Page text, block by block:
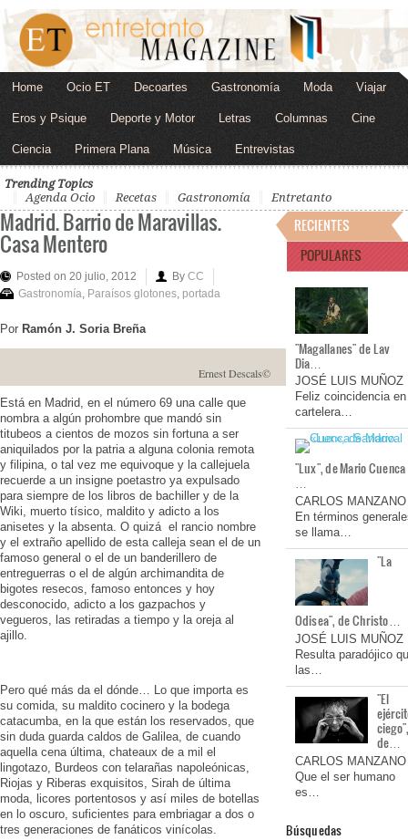
Home Ocio ET Decoartes Gastronomía Moda Viajar
Eros y Psique Deporte y Motor Letras Columnas Cine
Ciencia Primera Plana Música Entrevistas
Trending Topics
Agenda Ocio
Recetas Gastronomía Entretanto
Madrid. Barrio de Maravillas.
Casa Mentero
Posted on 20 julio, 2012 By CC
Gastronomía Paraísos glotones portada
Por Ramón J. Soria Breña
Ernest Descals©
Está en Madrid, en el número 69 una calle que
nombra a algún prohombre que mandó sin
titubeos a cientos de mozos sin fortuna a ser
aniquilados por la patria a alguna colonia remota
y filipina, o tal vez me equivoque y la callejuela
recuerde a un insigne poetastro ya expulsado
para siempre de los libros de bachiller y de la
Wiki, muerto tísico, maldito y adicto a los
anisetes y la absenta. O quizá el rancio nombre
y el extraño apellido de esta calleja sean el de un
famoso general o el de un banderillero de
entreguerras o el de algún archimandita de
bigotes resecos, famoso entonces y hoy
desconocido, adicto a los gazpachos y
vegueros, las retiradas a tiempo y la oreja al
ajillo.
Pero qué más da el dónde… Lo que importa es
su comida, su maldito cocinero y la bodega
catacumba, en la que están los reservados, que
sin duda guarda caldos de Galilea, de cuando
aquella cena última, chateaux de a mil el
lingotazo, Burdeos con telarañas napoleónicas,
Riojas y Riberas exquisitos, Sirah de última
moda, licores portentosos y así miles de botellas
en lo oscuro, suficientes para embriagar a dos o
tres generaciones de fanáticos vinícolas.
RECIENTES
POPULARES
"Magallanes" de Lav
Dia…
JOSÉ LUIS MUÑOZ
Feliz coincidencia en
cartelera…
"Lux", de Mario Cuenca
…
CARLOS MANZANO
En términos
se llama…
"La
Odisea", de Christo…
JOSÉ LUIS MUÑOZ
Resulta paradójico
las…
"El
de…
CARLOS MANZANO
Que el ser humano
es…
Búsquedas